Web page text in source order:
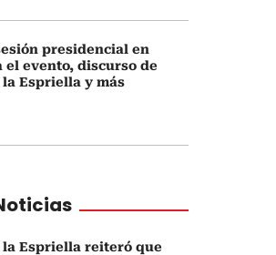
presidencial en
el evento, discurso de
Espriella y más
la Espriella reiteró que